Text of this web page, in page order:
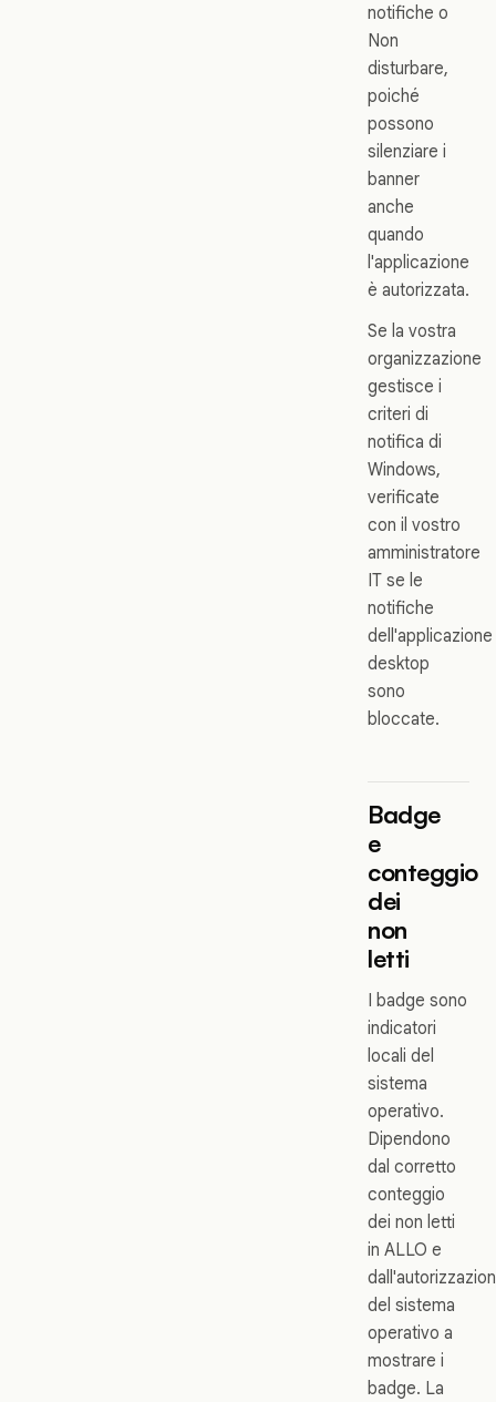
notifiche o
Non
disturbare,
poiché
possono
silenziare i
banner
anche
quando
l'applicazione
è autorizzata.
Se la vostra
organizzazione
gestisce i
criteri di
notifica di
Windows,
verificate
con il vostro
amministratore
IT se le
notifiche
dell'applicazione
desktop
sono
bloccate.
Badge
e
conteggio
dei
non
letti
I badge sono
indicatori
locali del
sistema
operativo.
Dipendono
dal corretto
conteggio
dei non letti
in ALLO e
del sistema
operativo a
mostrare i
badge. La